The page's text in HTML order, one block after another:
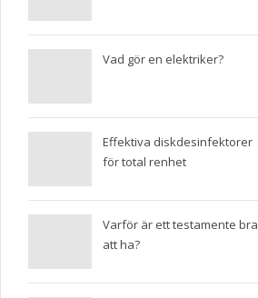
Vad gör en elektriker?
Effektiva diskdesinfektorer
för total renhet
Varför är ett testamente bra
att ha?